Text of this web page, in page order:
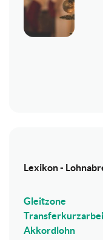
Lexikon -
Gleitzone
Akkordlohn